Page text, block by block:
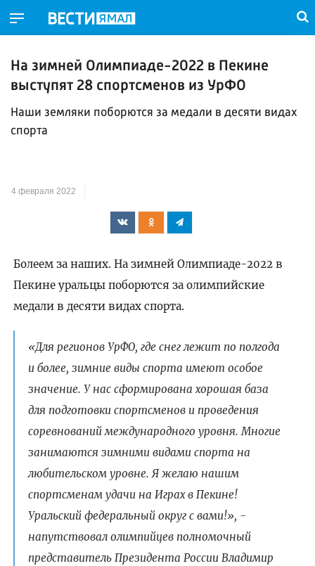
На зимней Олимпиаде-2022 в Пекине
выступят 28 спортсменов из УрФО
Наши земляки поборются за медали в десяти видах
спорта
4 февраля 2022
Болеем за наших. На зимней Олимпиаде-2022 в
Пекине уральцы поборются за олимпийские
медали в десяти видах спорта.
«Для регионов УрФО, где снег лежит по полгода
и более, зимние виды спорта имеют особое
значение. У нас сформирована хорошая база
для подготовки спортсменов и проведения
соревнований международного уровня. Многие
занимаются зимними видами спорта на
любительском уровне. Я желаю нашим
спортсменам удачи на Играх в Пекине!
Уральский федеральный округ с вами!», -
напутствовал олимпийцев полномочный
представитель Президента России Владимир